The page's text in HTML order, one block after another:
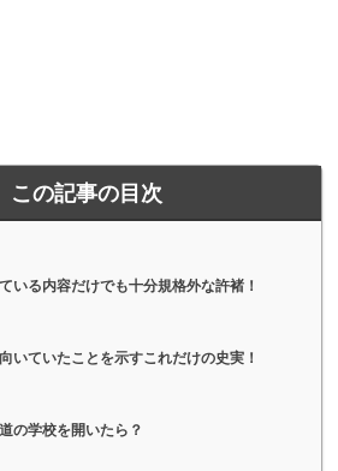
この記事の目次
いる内容だけでも十分規格外な許褚！
いていたことを示すこれだけの史実！
の学校を開いたら？